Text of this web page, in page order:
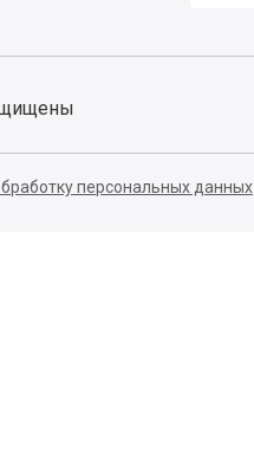
персональных данных